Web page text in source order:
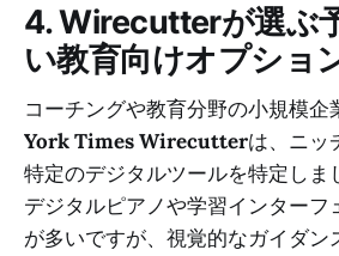
4. Wirecutterが選ぶ
い教育向けオプショ
コーチングや教育分野の小規模企
York Times Wirecutterは、ニッ
特定のデジタルツールを特定しま
デジタルピアノや学習インターフ
が多いですが、視覚的なガイダン